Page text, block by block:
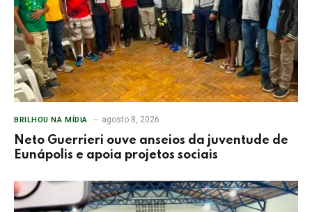
BRILHOU NA MÍDIA agosto 8, 2026
Neto Guerrieri ouve anseios da juventude de
Eunápolis e apoia projetos sociais